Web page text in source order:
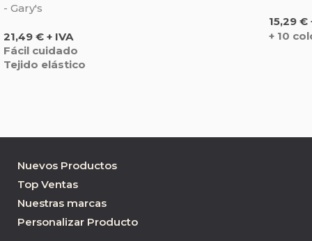
- Gary's
Precio
21,49 € + IVA
Fácil cuidado
Tejido elástico
Precio
15,29 €
+ 10
Nuevos Productos
Top Ventas
Nuestras marcas
Personalizar Producto